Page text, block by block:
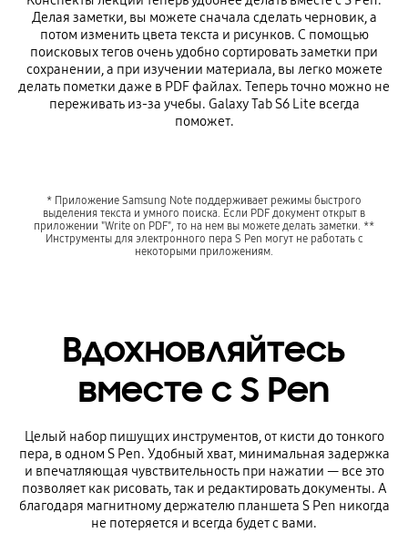
Делая заметки, вы можете сначала сделать черновик, а
потом изменить цвета текста и рисунков. С помощью
поисковых тегов очень удобно сортировать заметки при
сохранении, а при изучении материала, вы легко можете
делать пометки даже в PDF файлах. Теперь точно можно не
переживать из-за учебы. Galaxy Tab S6 Lite всегда
поможет.
* Приложение Samsung Note поддерживает режимы быстрого
выделения текста и умного поиска. Если PDF документ открыт в
приложении "Write on PDF", то на нем вы можете делать заметки. **
Инструменты для электронного пера S Pen могут не работать с
некоторыми приложениям.
Вдохновляйтесь
вместе с S Pen
Целый набор пишущих инструментов, от кисти до тонкого
пера, в одном S Pen. Удобный хват, минимальная задержка
и впечатляющая чувствительность при нажатии — все это
позволяет как рисовать, так и редактировать документы. А
благодаря магнитному держателю планшета S Pеn никогда
не потеряется и всегда будет с вами.